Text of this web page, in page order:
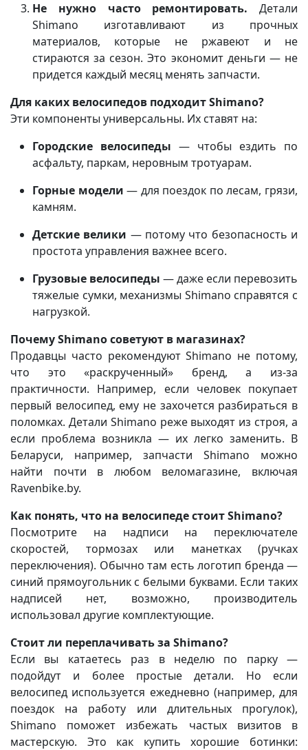
Не нужно часто ремонтировать. Детали
Shimano изготавливают из прочных
материалов, которые не ржавеют и не
стираются за сезон. Это экономит деньги — не
придется каждый месяц менять запчасти.
Для каких велосипедов подходит Shimano?
Эти компоненты универсальны. Их ставят на:
Городские велосипеды — чтобы ездить по
асфальту, паркам, неровным тротуарам.
Горные модели — для поездок по лесам, грязи,
камням.
Детские велики — потому что безопасность и
простота управления важнее всего.
Грузовые велосипеды — даже если перевозить
тяжелые сумки, механизмы Shimano справятся с
нагрузкой.
Почему Shimano советуют в магазинах?
Продавцы часто рекомендуют Shimano не потому,
что это «раскрученный» бренд, а из-за
практичности. Например, если человек покупает
первый велосипед, ему не захочется разбираться в
поломках. Детали Shimano реже выходят из строя, а
если проблема возникла — их легко заменить. В
Беларуси, например, запчасти Shimano можно
найти почти в любом веломагазине, включая
Ravenbike.by.
Как понять, что на велосипеде стоит Shimano?
Посмотрите на надписи на переключателе
скоростей, тормозах или манетках (ручках
переключения). Обычно там есть логотип бренда —
синий прямоугольник с белыми буквами. Если таких
надписей нет, возможно, производитель
использовал другие комплектующие.
Стоит ли переплачивать за Shimano?
Если вы катаетесь раз в неделю по парку —
подойдут и более простые детали. Но если
велосипед используется ежедневно (например, для
поездок на работу или длительных прогулок),
Shimano поможет избежать частых визитов в
мастерскую. Это как купить хорошие ботинки: